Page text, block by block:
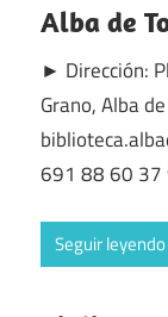
Alba de
► Dirección:
Grano, Alba
691 88 60
Seguir leyendo